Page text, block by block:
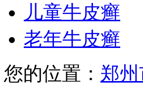
儿童牛皮癣
老年牛皮癣
您的位置： 郑